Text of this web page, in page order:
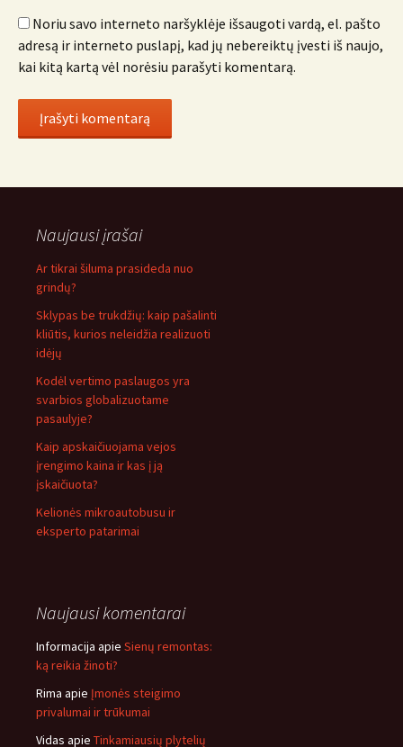
Noriu savo interneto naršyklėje išsaugoti vardą, el. pašto
adresą ir interneto puslapį, kad jų nebereiktų įvesti iš naujo,
kai kitą kartą vėl norėsiu parašyti komentarą.
Naujausi įrašai
Ar tikrai šiluma prasideda nuo
grindų?
Sklypas be trukdžių: kaip pašalinti
kliūtis, kurios neleidžia realizuoti
idėjų
Kodėl vertimo paslaugos yra
svarbios globalizuotame
pasaulyje?
Kaip apskaičiuojama vejos
įrengimo kaina ir kas į ją
įskaičiuota?
Kelionės mikroautobusu ir
eksperto patarimai
Naujausi komentarai
Informacija apie Sienų remontas:
ką reikia žinoti?
Rima apie Įmonės steigimo
privalumai ir trūkumai
Vidas apie Tinkamiausių plytelių